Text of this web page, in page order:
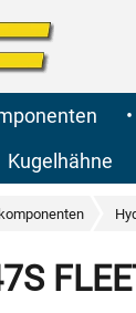
•
Kugelhähne